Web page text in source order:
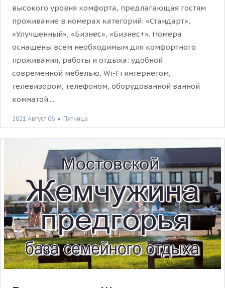
высокого уровня комфорта, предлагающая гостям
проживание в номерах категорий: «Стандарт»,
«Улучшенный», «Бизнес», «Бизнес+». Номера
оснащены всем необходимым для комфортного
проживания, работы и отдыха: удобной
современной мебелью, Wi-Fi интернетом,
телевизором, телефоном, оборудованной ванной
комнатой....
2021 Август 06 ● Пятница